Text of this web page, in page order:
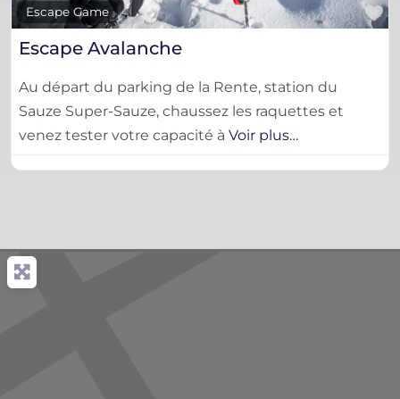
Escape Game
Escape Avalanche
Au départ du parking de la Rente, station du
Sauze Super-Sauze, chaussez les raquettes et
venez tester votre capacité à Voir plus…